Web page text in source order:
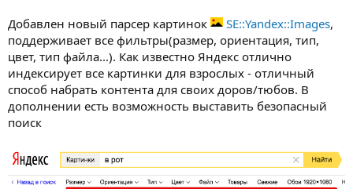
Добавлен новый парсер картинок SE::Yandex::Images,
поддерживает все фильтры(размер, ориентация, тип,
цвет, тип файла...). Как известно Яндекс отлично
индексирует все картинки для взрослых - отличный
способ набрать контента для своих доров/тюбов. В
дополнении есть возможность выставить безопасный
поиск